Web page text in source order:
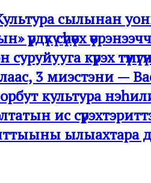
сылынан
үрдүкү сүһүөх
күрэх
3 миэстэни —
культура
ис
ылыахтара